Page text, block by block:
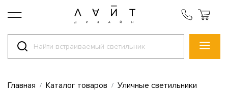
Главная Каталог товаров
Уличные светильники